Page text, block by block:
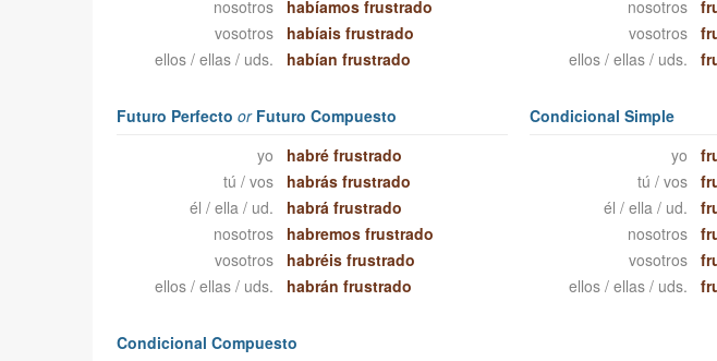
nosotros
habíamos frustrado
vosotros
habíais frustrado
ellos / ellas / uds.
habían frustrado
nosotros
vosotros
ellos / ellas / uds.
Futuro Perfecto orFuturo Compuesto
yo
habré frustrado
tú / vos
habrás frustrado
él / ella / ud.
habrá frustrado
nosotros
habremos frustrado
vosotros
habréis frustrado
ellos / ellas / uds.
habrán frustrado
Condicional Simple
yo
tú / vos
él / ella / ud.
nosotros
vosotros
ellos / ellas / uds.
Condicional Compuesto